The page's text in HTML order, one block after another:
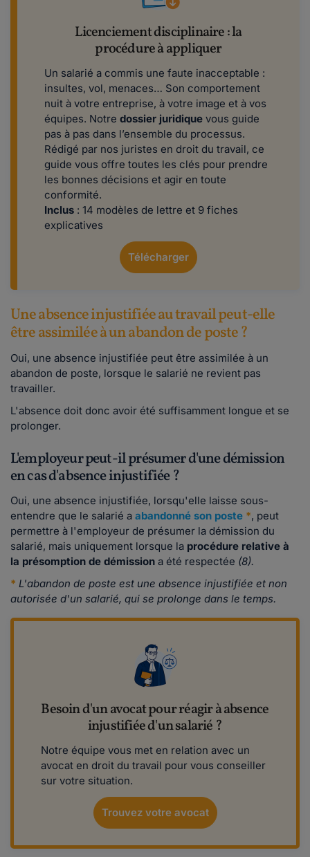
Licenciement disciplinaire : la
procédure à appliquer
Un salarié a commis une faute inacceptable :
insultes, vol, menaces… Son comportement
nuit à votre entreprise, à votre image et à vos
équipes. Notre dossier juridique vous guide
pas à pas dans l’ensemble du processus.
Rédigé par nos juristes en droit du travail, ce
guide vous offre toutes les clés pour prendre
les bonnes décisions et agir en toute
conformité.
Inclus : 14 modèles de lettre et 9 fiches
explicatives
Télécharger
Une absence injustifiée au travail peut-elle
être assimilée à un abandon de poste ?
Oui, une absence injustifiée peut être assimilée à un
abandon de poste, lorsque le salarié ne revient pas
travailler.
L'absence doit donc avoir été suffisamment longue et se
prolonger.
L'employeur peut-il présumer d'une démission
en cas d'absence injustifiée ?
Oui, une absence injustifiée, lorsqu'elle laisse sous-
entendre que le salarié a abandonné son poste *, peut
permettre à l'employeur de présumer la démission du
salarié, mais uniquement lorsque la procédure relative à
la présomption de démission a été respectée (8).
* L'abandon de poste est une absence injustifiée et non
autorisée d'un salarié, qui se prolonge dans le temps.
Besoin d'un avocat pour réagir à absence
injustifiée d'un salarié ?
Notre équipe vous met en relation avec un
avocat en droit du travail pour vous conseiller
sur votre situation.
Trouvez votre avocat